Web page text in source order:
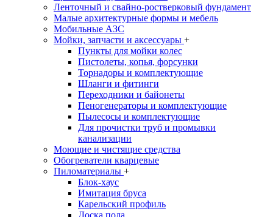
Ленточный и свайно-ростверковый фундамент
Малые архитектурные формы и мебель
Мобильные АЗС
Мойки, запчасти и аксессуары +
Пункты для мойки колес
Пистолеты, копья, форсунки
Торнадоры и комплектующие
Шланги и фитинги
Переходники и байонеты
Пеногенераторы и комплектующие
Пылесосы и комплектующие
Для прочистки труб и промывки
канализации
Моющие и чистящие средства
Обогреватели кварцевые
Пиломатериалы +
Блок-хаус
Имитация бруса
Карельский профиль
Доска пола